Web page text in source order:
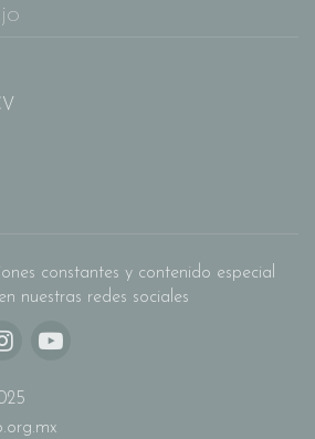
constantes y contenido especial
nuestras redes sociales